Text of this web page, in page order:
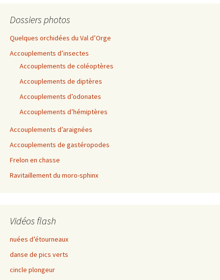
Dossiers photos
Quelques orchidées du Val d’Orge
Accouplements d’insectes
Accouplements de coléoptères
Accouplements de diptères
Accouplements d’odonates
Accouplements d’hémiptères
Accouplements d’araignées
Accouplements de gastéropodes
Frelon en chasse
Ravitaillement du moro-sphinx
Vidéos flash
nuées d’étourneaux
danse de pics verts
cincle plongeur